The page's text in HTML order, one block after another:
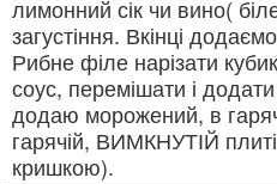
лимонний сік чи вино(
загустіння. Вкінці
Рибне філе нарізати
соус, перемішати і
додаю морожений, в
гарячій, ВИМКНУТІЙ
кришкою).